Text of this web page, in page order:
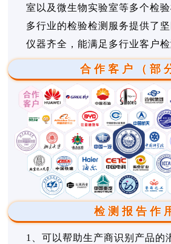
室以及微生物实验室等多个检
多行业的检验检测服务提供了
仪器齐全，能满足多行业客户检
合作客户（部
检测报告作
1、可以帮助生产商识别产品的